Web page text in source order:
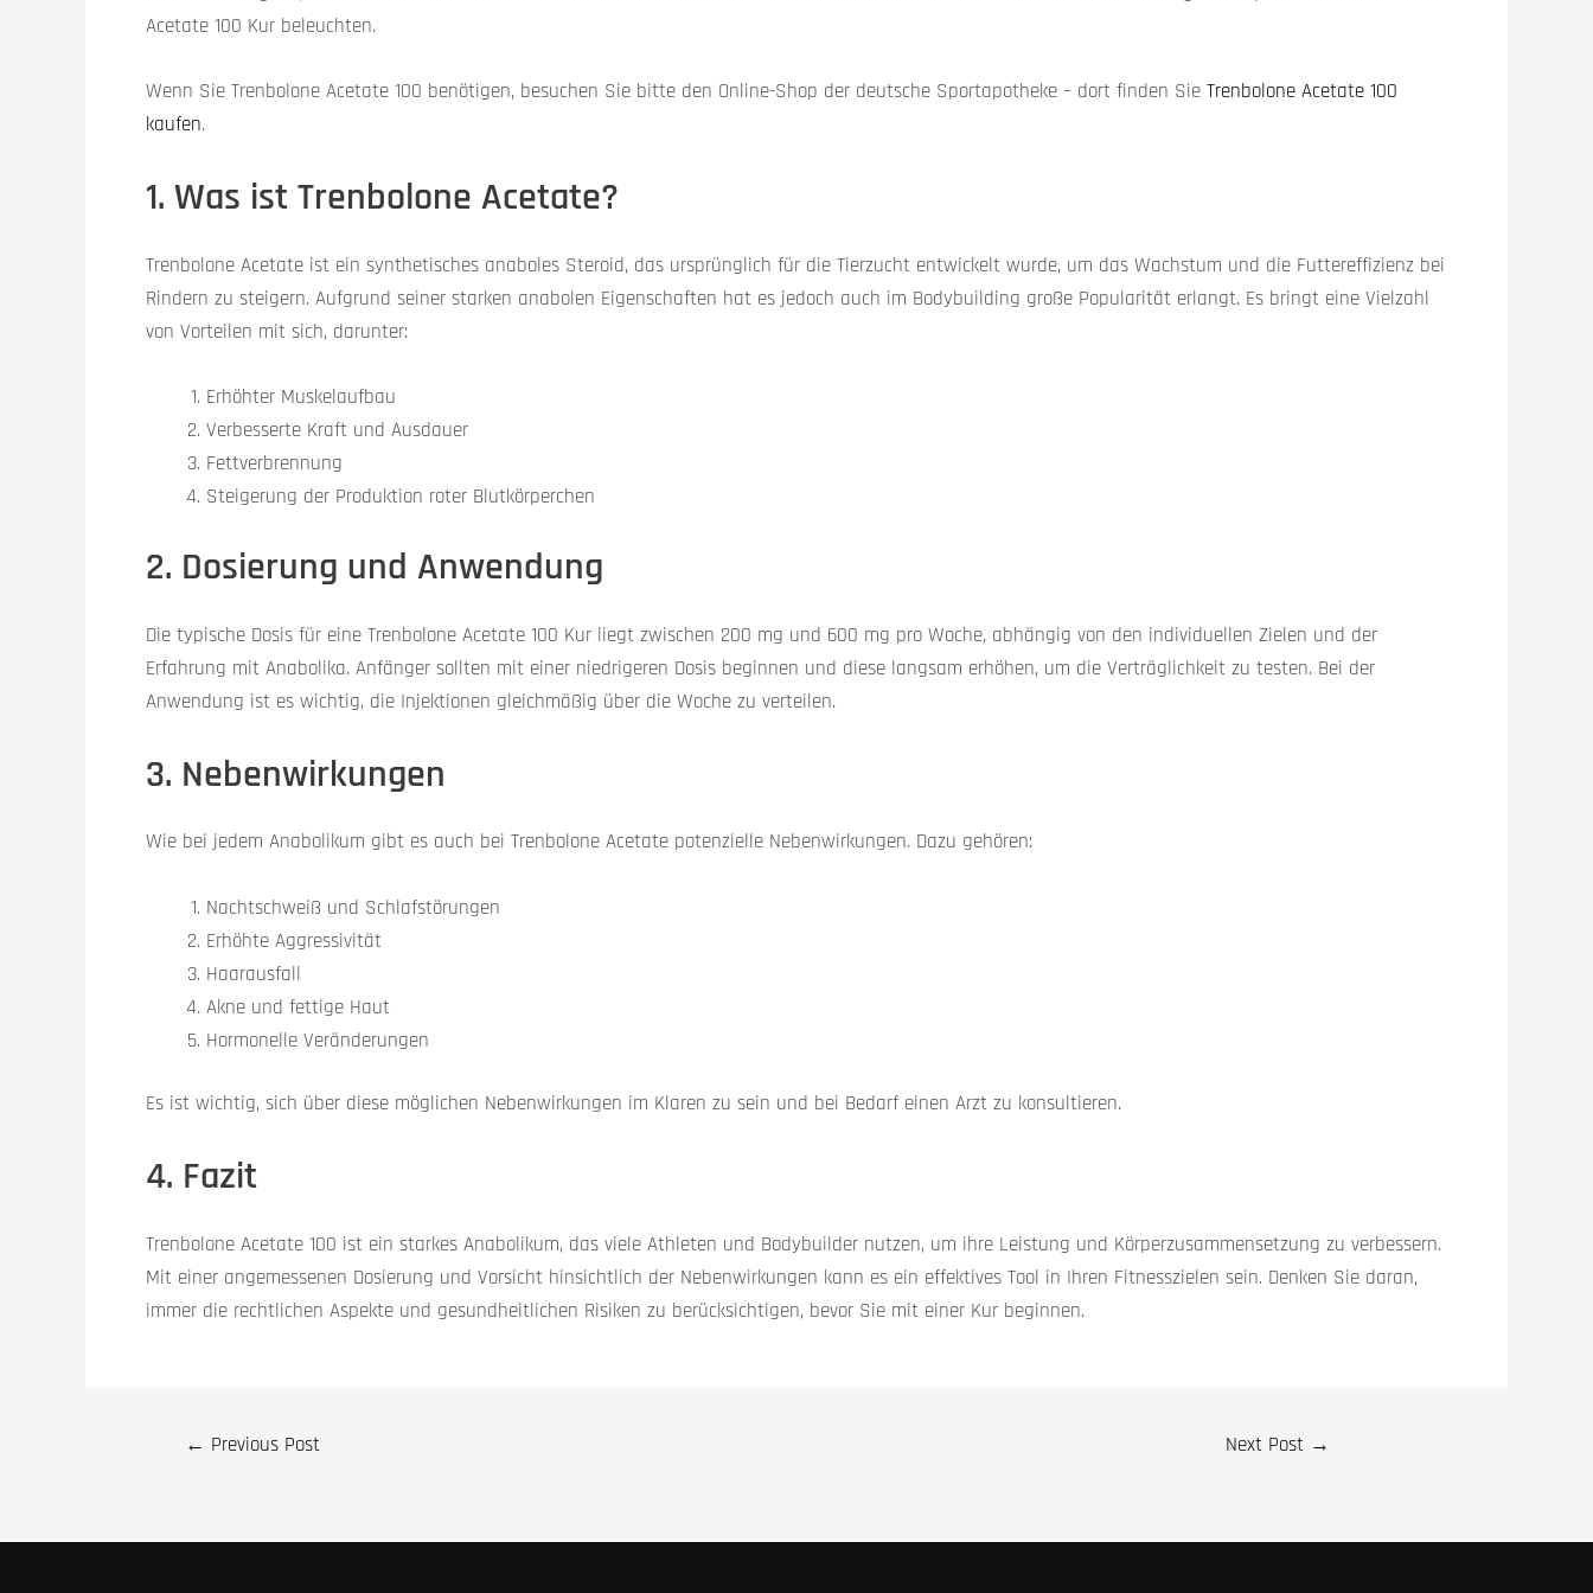
Acetate 100 Kur beleuchten.
Wenn Sie Trenbolone Acetate 100 benötigen, besuchen Sie bitte den Online-Shop der deutsche Sportapotheke – dort finden Sie Trenbolone Acetate 100
kaufen.
1. Was ist Trenbolone Acetate?
Trenbolone Acetate ist ein synthetisches anaboles Steroid, das ursprünglich für die Tierzucht entwickelt wurde, um das Wachstum und die Futtereffizienz bei
Rindern zu steigern. Aufgrund seiner starken anabolen Eigenschaften hat es jedoch auch im Bodybuilding große Popularität erlangt. Es bringt eine Vielzahl
von Vorteilen mit sich, darunter:
Erhöhter Muskelaufbau
Verbesserte Kraft und Ausdauer
Fettverbrennung
Steigerung der Produktion roter Blutkörperchen
2. Dosierung und Anwendung
Die typische Dosis für eine Trenbolone Acetate 100 Kur liegt zwischen 200 mg und 600 mg pro Woche, abhängig von den individuellen Zielen und der
Erfahrung mit Anabolika. Anfänger sollten mit einer niedrigeren Dosis beginnen und diese langsam erhöhen, um die Verträglichkeit zu testen. Bei der
Anwendung ist es wichtig, die Injektionen gleichmäßig über die Woche zu verteilen.
3. Nebenwirkungen
Wie bei jedem Anabolikum gibt es auch bei Trenbolone Acetate potenzielle Nebenwirkungen. Dazu gehören:
Nachtschweiß und Schlafstörungen
Erhöhte Aggressivität
Haarausfall
Akne und fettige Haut
Hormonelle Veränderungen
Es ist wichtig, sich über diese möglichen Nebenwirkungen im Klaren zu sein und bei Bedarf einen Arzt zu konsultieren.
4. Fazit
Trenbolone Acetate 100 ist ein starkes Anabolikum, das viele Athleten und Bodybuilder nutzen, um ihre Leistung und Körperzusammensetzung zu verbessern.
Mit einer angemessenen Dosierung und Vorsicht hinsichtlich der Nebenwirkungen kann es ein effektives Tool in Ihren Fitnesszielen sein. Denken Sie daran,
immer die rechtlichen Aspekte und gesundheitlichen Risiken zu berücksichtigen, bevor Sie mit einer Kur beginnen.
← Previous Post Next Post →